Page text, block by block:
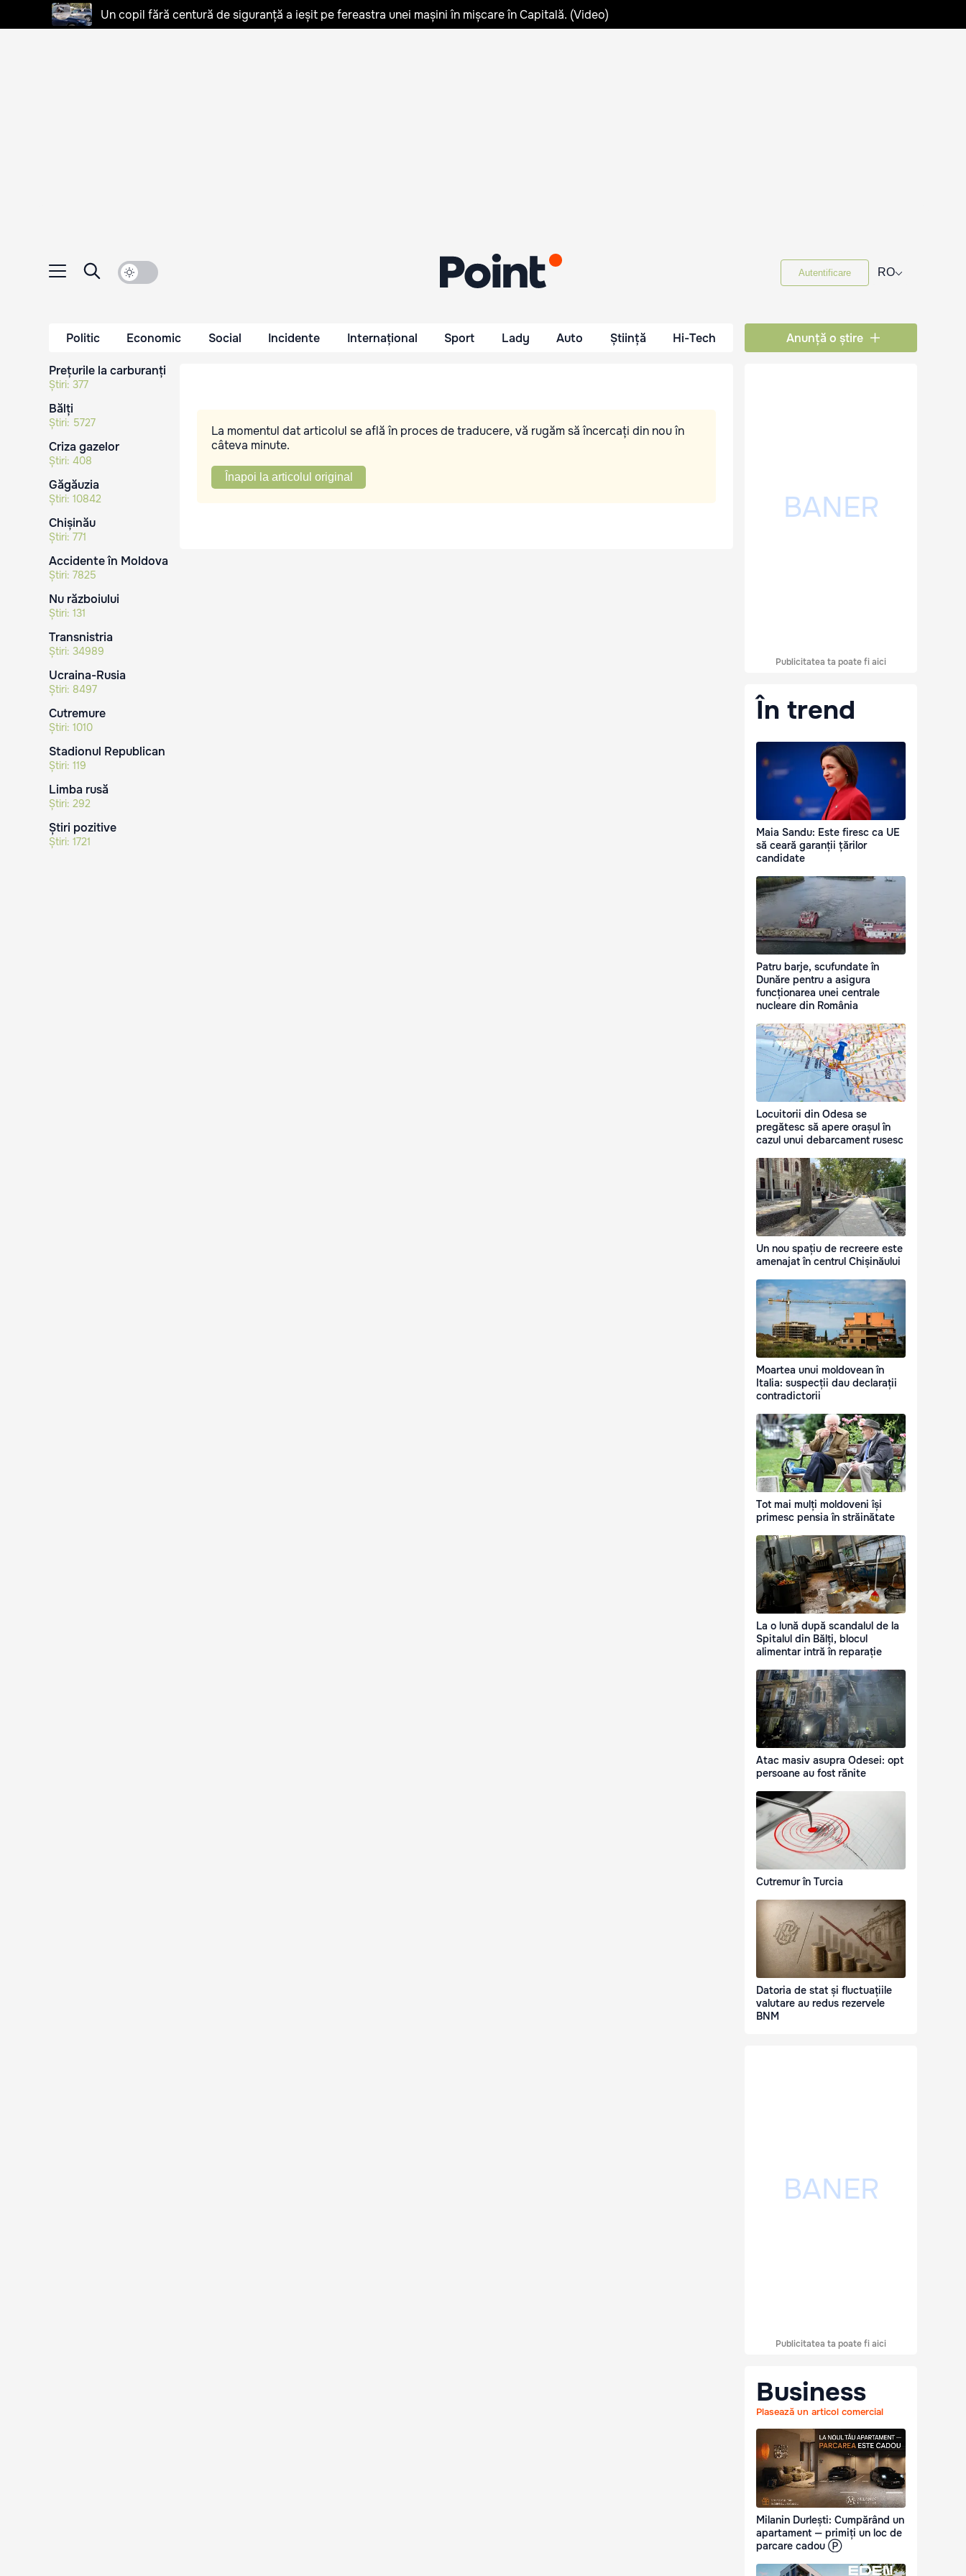
Un copil fără centură de siguranță a ieșit pe fereastra unei mașini în mișcare în Capitală. (Video)
Autentificare RO⌵
Politic Economic Social Incidente Internațional Sport Lady Auto Știință Hi-Tech Anunță o știre
Prețurile la carburanți
Știri: 377
Bălți
Știri: 5727
Criza gazelor
Știri: 408
Găgăuzia
Știri: 10842
Chișinău
Știri: 771
Accidente în Moldova
Știri: 7825
Nu războiului
Știri: 131
Transnistria
Știri: 34989
Ucraina-Rusia
Știri: 8497
Cutremure
Știri: 1010
Stadionul Republican
Știri: 119
Limba rusă
Știri: 292
Știri pozitive
Știri: 1721
La momentul dat articolul se află în proces de traducere, vă rugăm să încercați din nou în
câteva minute.
Înapoi la articolul original
Publicitatea ta poate fi aici
În trend
Maia Sandu: Este firesc ca UE
să ceară garanții țărilor
candidate
Patru barje, scufundate în
Dunăre pentru a asigura
funcționarea unei centrale
nucleare din România
Locuitorii din Odesa se
pregătesc să apere orașul în
cazul unui debarcament rusesc
Un nou spațiu de recreere este
amenajat în centrul Chișinăului
Moartea unui moldovean în
Italia: suspecții dau declarații
contradictorii
Tot mai mulți moldoveni își
primesc pensia în străinătate
La o lună după scandalul de la
Spitalul din Bălți, blocul
alimentar intră în reparație
Atac masiv asupra Odesei: opt
persoane au fost rănite
Cutremur în Turcia
Datoria de stat și fluctuațiile
valutare au redus rezervele
BNM
Publicitatea ta poate fi aici
Business
Plasează un articol comercial
Milanin Durlești: Cumpărând un
apartament — primiți un loc de
parcare cadou Ⓟ